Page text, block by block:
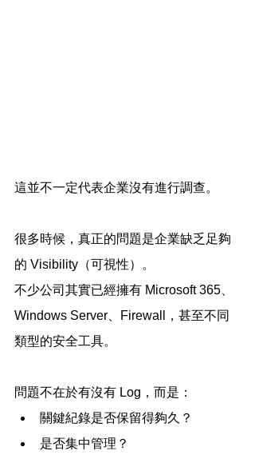
這並不一定代表企業沒有進行調查。
很多時候，真正的問題是企業缺乏足夠
的 Visibility（可視性）。
不少公司其實已經擁有 Microsoft 365、
Windows Server、Firewall，甚至不同
類型的安全工具。
問題不在於有沒有 Log，而是：
關鍵紀錄是否保留得夠久？
是否集中管理？